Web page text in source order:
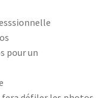
pour un